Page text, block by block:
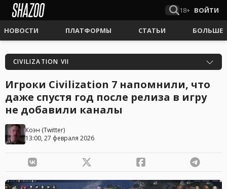
18+ ВОЙТИ
НОВОСТИ ПЛАТФОРМЫ СТАТЬИ БОЛЬШЕ
CIVILIZATION VII
Игроки Civilization 7 напомнили, что
даже спустя год после релиза в игру
не добавили каналы
Коэн (Twitter)
13:00, 27 февраля 2026